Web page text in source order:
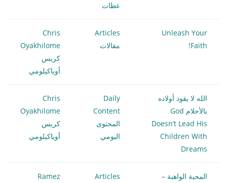
عظات
Unleash Your
Faith!
Articles
مقالات
Chris
Oyakhilome
كريس
أوياكيلومي
الله لا يقود أولاده
بالأحلام God
Doesn’t Lead His
Children With
Dreams
Daily
Content
المحتوى
اليومي
Chris
Oyakhilome
كريس
أوياكيلومي
المحبة الواهبة – Articles
Ramez